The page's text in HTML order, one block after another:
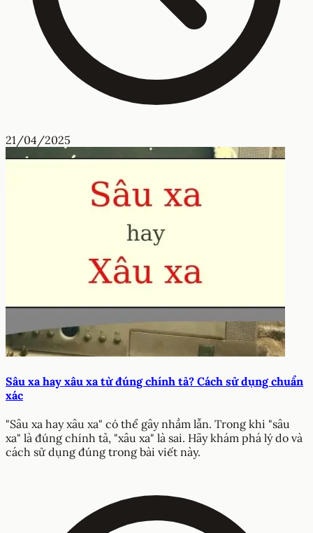
21/04/2025
Sâu xa hay xâu xa từ đúng chính tả? Cách sử dụng chuẩn
xác
"Sâu xa hay xâu xa" có thể gây nhầm lẫn. Trong khi "sâu
xa" là đúng chính tả, "xâu xa" là sai. Hãy khám phá lý do và
cách sử dụng đúng trong bài viết này.